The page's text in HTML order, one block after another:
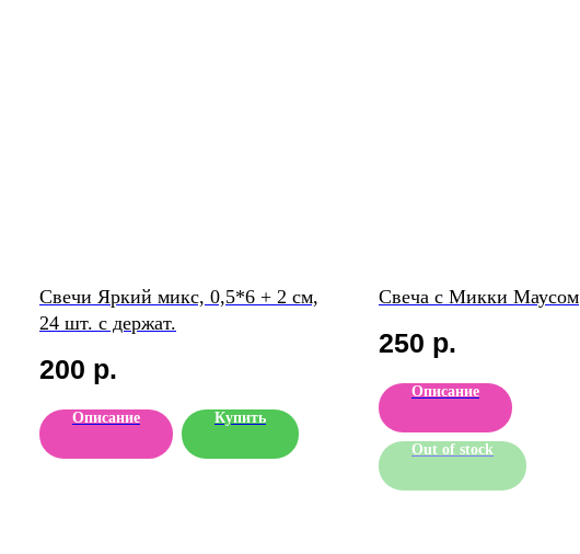
Свечи Яркий микс, 0,5*6 + 2 см,
24 шт. с держат.
200 р.
Описание Купить
Свеча с Микки Маусом
250 р.
Описание
Out of stock